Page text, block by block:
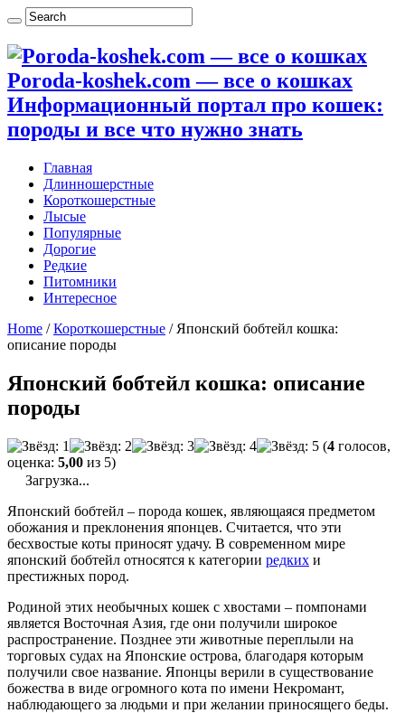
Poroda-koshek.com — все о кошках
Информационный портал про кошек:
породы и все что нужно знать
Главная
Длинношерстные
Короткошерстные
Лысые
Популярные
Дорогие
Редкие
Питомники
Интересное
Home / Короткошерстные / Японский бобтейл кошка:
описание породы
Японский бобтейл кошка: описание
породы
(4 голосов,
оценка: 5,00 из 5)
Загрузка...
Японский бобтейл – порода кошек, являющаяся предметом
обожания и преклонения японцев. Считается, что эти
бесхвостые коты приносят удачу. В современном мире
японский бобтейл относятся к категории редких и
престижных пород.
Родиной этих необычных кошек с хвостами – помпонами
является Восточная Азия, где они получили широкое
распространение. Позднее эти животные переплыли на
торговых судах на Японские острова, благодаря которым
получили свое название. Японцы верили в существование
божества в виде огромного кота по имени Некромант,
наблюдающего за людьми и при желании приносящего беды.